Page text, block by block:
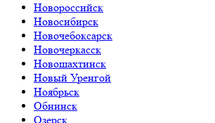
Новороссийск
Новосибирск
Новочебоксарск
Новочеркасск
Новошахтинск
Новый Уренгой
Ноябрьск
Обнинск
Озерск